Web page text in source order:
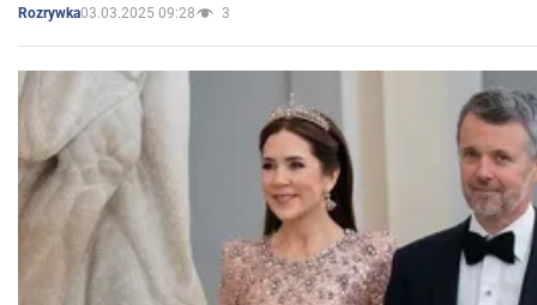
Rozrywka03.03.2025 09:28 3